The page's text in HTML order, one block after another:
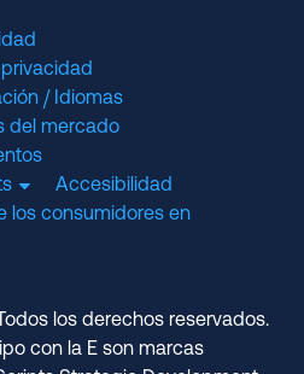
/ Idiomas
del mercado
Accesibilidad
los consumidores en
los derechos reservados.
con la E son marcas